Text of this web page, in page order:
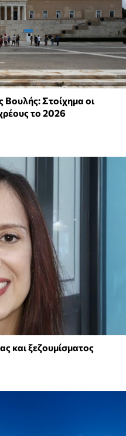
Βουλής: Στοίχημα οι
το 2026
και ξεζουμίσματος